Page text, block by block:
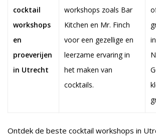
cocktail
workshops
en
proeverijen
in Utrecht
workshops zoals Bar
Kitchen en Mr. Finch
voor een gezellige en
leerzame ervaring in
het maken van
cocktails.
Ontdek de beste cocktail workshops in